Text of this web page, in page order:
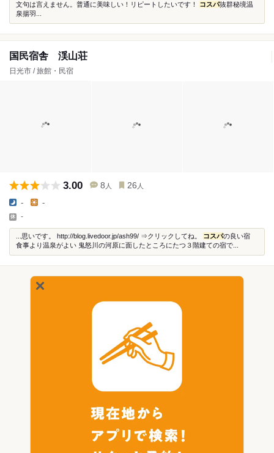
文句は言えません。普通に美味しい！リピートしたいです！ コスパ抜群秘境温
泉揚羽...
国民宿舎 渓山荘
日光市 / 旅館・民宿
3.00 8 人 26 人
- -
-
...思いです。 http://blog.livedoor.jp/ash99/ ⇒クリックしてね。 コスパの良い宿
食事より温泉がよい 鬼怒川の河原に面したところにたつ３階建ての宿で...